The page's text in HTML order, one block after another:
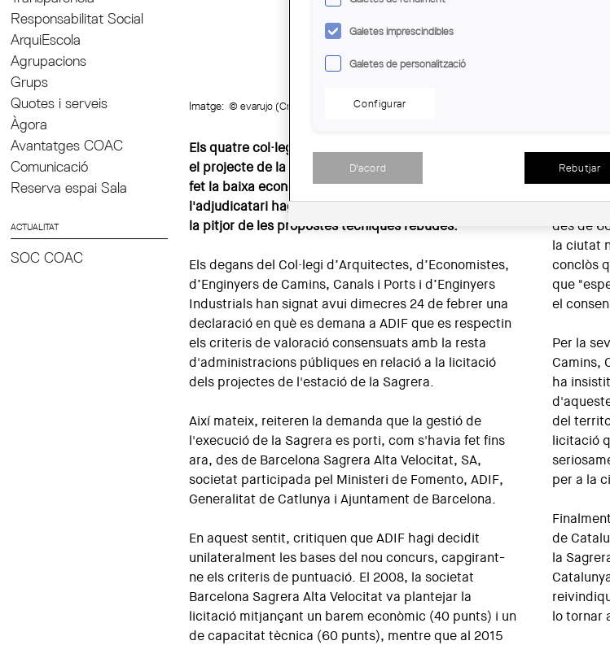
Responsabilitat Social
ArquiEscola
Agrupacions
Grups
Quotes i serveis
Àgora
Avantatges COAC
Comunicació
Reserva espai Sala
ACTUALITAT
SOC COAC
Imatge: © evarujo (Creative Commons)
Els quatre col·legis critiquen que ADIF hagi adjudicat
el projecte de la nova estació de la Sagrera a qui ha
fet la baixa econòmica més important, malgrat que
l'adjudicatari hagi presentat, a criteri mateix d'ADIF,
la pitjor de les propostes tècniques rebudes.
Els degans del Col·legi d’Arquitectes, d’Economistes,
d’Enginyers de Camins, Canals i Ports i d’Enginyers
Industrials han signat avui dimecres 24 de febrer una
declaració en què es demana a ADIF que es respectin
els criteris de valoració consensuats amb la resta
d'administracions públiques en relació a la licitació
dels projectes de l'estació de la Sagrera.
Així mateix, reiteren la demanda que la gestió de
l'execució de la Sagrera es porti, com s'havia fet fins
ara, des de Barcelona Sagrera Alta Velocitat, SA,
societat participada pel Ministeri de Fomento, ADIF,
Generalitat de Catlunya i Ajuntament de Barcelona.
En aquest sentit, critiquen que ADIF hagi decidit
unilateralment les bases del nou concurs, capgirant-
ne els criteris de puntuació. El 2008, la societat
Barcelona Sagrera Alta Velocitat va plantejar la
licitació mitjançant un barem econòmic (40 punts) i un
de capacitat tècnica (60 punts), mentre que al 2015
El degà
B. Casas
des de
la ciutat
conclòs
que
el
Per la
Camins,
ha
del
licitació
per a la
de
la
lo tornar
Galetes imprescindibles
Galetes de personalització
Configurar
D'acord Rebutjar